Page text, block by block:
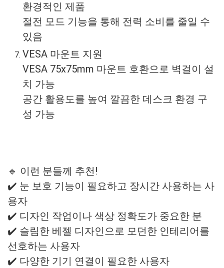
환경적인 제품
절전 모드 기능을 통해 전력 소비를 줄일 수
있음
VESA 마운트 지원
VESA 75x75mm 마운트 호환으로 벽걸이 설
치 가능
공간 활용도를 높여 깔끔한 데스크 환경 구
성 가능
🔹 이런 분들께 추천!
✔️ 눈 보호 기능이 필요하고 장시간 사용하는 사
용자
✔️ 디자인 작업이나 색상 정확도가 중요한 분
✔️ 슬림한 베젤 디자인으로 모던한 인테리어를
선호하는 사용자
✔️ 다양한 기기 연결이 필요한 사용자